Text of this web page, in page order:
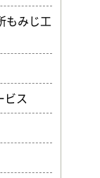
もみじ工
ビス